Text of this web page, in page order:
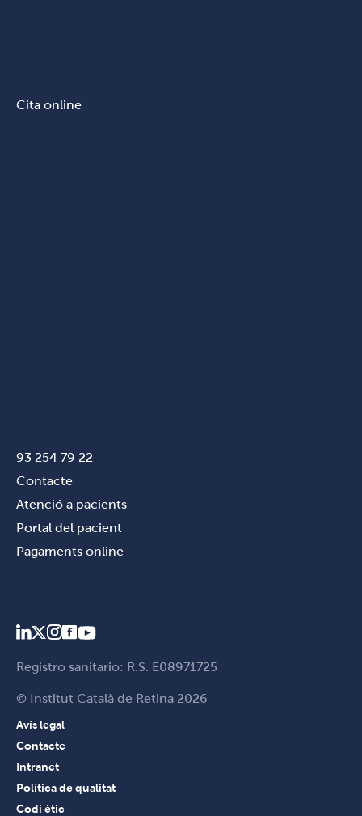
Cita online
93 254 79 22
Contacte
Atenció a pacients
Portal del pacient
Pagaments online
Registro sanitario: R.S. E08971725
© Institut Català de Retina 2026
Avís legal
Contacte
Intranet
Política de qualitat
Codi ètic